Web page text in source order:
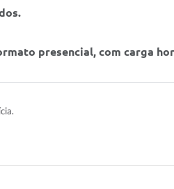
presencial, com carga